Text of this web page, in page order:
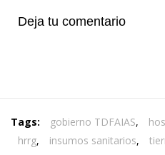
Deja tu comentario
Tags: gobierno TDFAIAS,
hrrg, insumos sanitarios,